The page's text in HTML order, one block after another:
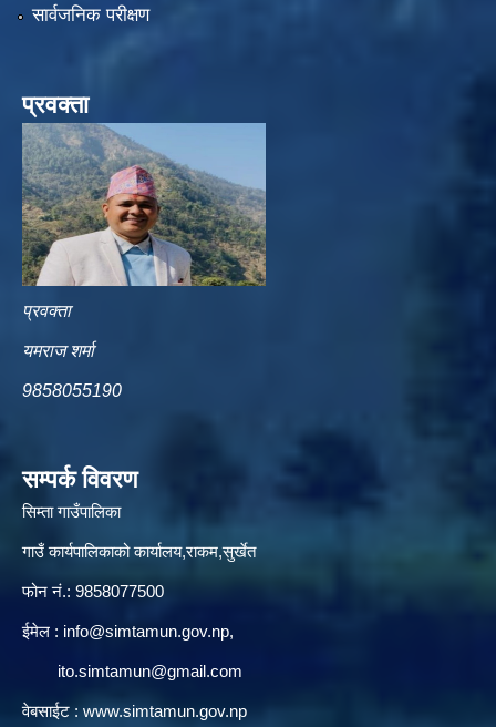
सार्वजनिक परीक्षण
प्रवक्ता
प्रवक्ता
यमराज शर्मा
9858055190
सम्पर्क विवरण
सिम्ता गाउँपालिका
गाउँ कार्यपालिकाको कार्यालय,राकम,सुर्खेत
फोन नं.: 9858077500
ईमेल‌ : info@simtamun.gov.np,
ito.simtamun@gmail.com
वेबसाईट : www.simtamun.gov.np